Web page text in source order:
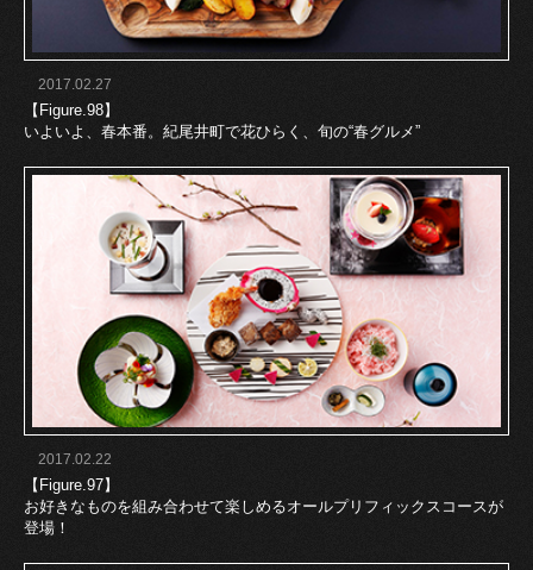
2017.02.27
【Figure.98】
いよいよ、春本番。紀尾井町で花ひらく、旬の“春グルメ”
2017.02.22
【Figure.97】
お好きなものを組み合わせて楽しめるオールプリフィックスコースが
登場！